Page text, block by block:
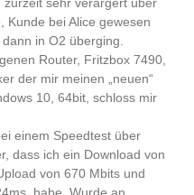
zurzeit sehr verärgert über
Kunde bei Alice gewesen
in O2 überging.
Router, Fritzbox 7490,
der mir meinen „neuen“
10, 64bit, schloss mir
einem Speedtest über
dass ich ein Download von
von 670 Mbits und